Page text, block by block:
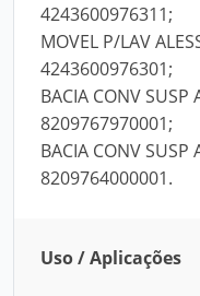
4243600976311;
MOVEL P/LAV
4243600976301;
BACIA CONV SUSP
8209767970001;
BACIA CONV SUSP
8209764000001.
Uso / Aplicações